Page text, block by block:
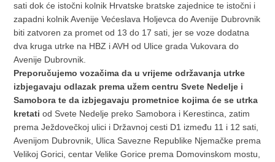
sati dok će istočni kolnik Hrvatske bratske zajednice te istočni i
zapadni kolnik Avenije Većeslava Holjevca do Avenije Dubrovnik
biti zatvoren za promet od 13 do 17 sati, jer se voze dodatna
dva kruga utrke na HBZ i AVH od Ulice grada Vukovara do
Avenije Dubrovnik.
Preporučujemo vozačima da u vrijeme održavanja utrke
izbjegavaju odlazak prema užem centru Svete Nedelje i
Samobora te da izbjegavaju prometnice kojima će se utrka
kretati od Svete Nedelje preko Samobora i Kerestinca, zatim
prema Ježdovečkoj ulici i Državnoj cesti D1 između 11 i 12 sati,
Avenijom Dubrovnik, Ulica Savezne Republike Njemačke prema
Velikoj Gorici, centar Velike Gorice prema Domovinskom mostu,